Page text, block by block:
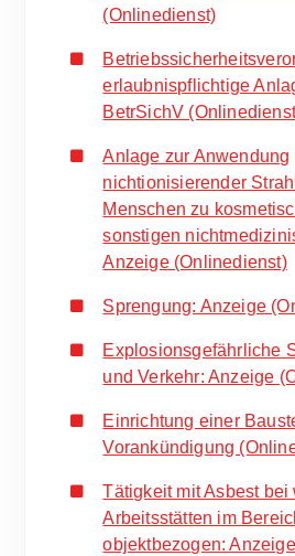
(Onlinedienst)
erlaubnispflichtige
BetrSichV
Anlage zur Anwendung
nichtionisierender
Menschen zu
sonstigen
Anzeige (Onlinedienst)
Sprengung: Anzeige
Explosionsgefährliche
und Verkehr: Anzeige
Einrichtung einer
Vorankündigung
Tätigkeit mit Asbest bei
Arbeitsstätten im
objektbezogen: